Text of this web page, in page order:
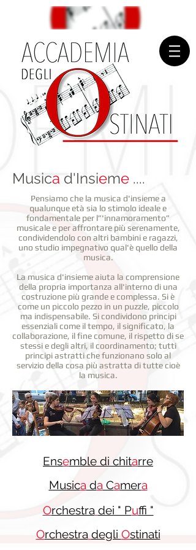
Pensiamo che la musica d'insieme a
qualunque età sia lo stimolo ideale e
fondamentale per l”'innamoramento”
musicale e per affrontare più serenamente,
condividendolo con altri bambini e ragazzi,
uno studio impegnativo qual'è quello della
musica.
La musica d'insieme aiuta la comprensione
della propria importanza all'interno di una
costruzione più grande e complessa. Si è
come un piccolo pezzo in un puzzle, piccolo
ma indispensabile. Si condividono principi
essenziali come il tempo, il significato, la
collaborazione, il fine comune, il rispetto di se
stessi e degli altri, il coordinamento; tutti
principi astratti che funzionano solo al
servizio della cosa più astratta di tutte cioè
la musica.
Musica d'Insieme ....
Ensemble di chitarre
Musica da Camera
Orchestra dei " Puffi "
Orchestra degli Ostinati